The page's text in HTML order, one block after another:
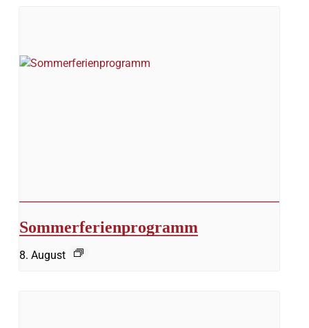
Sommerferienprogramm
8. August